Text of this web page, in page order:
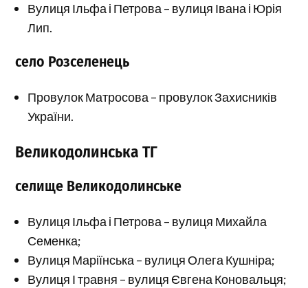
Вулиця Ільфа і Петрова – вулиця Івана і Юрія
Лип.
село Розселенець
Провулок Матросова – провулок Захисників
України.
Великодолинська ТГ
селище Великодолинське
Вулиця Ільфа і Петрова – вулиця Михайла
Семенка;
Вулиця Маріїнська – вулиця Олега Кушніра;
Вулиця І травня – вулиця Євгена Коновальця;